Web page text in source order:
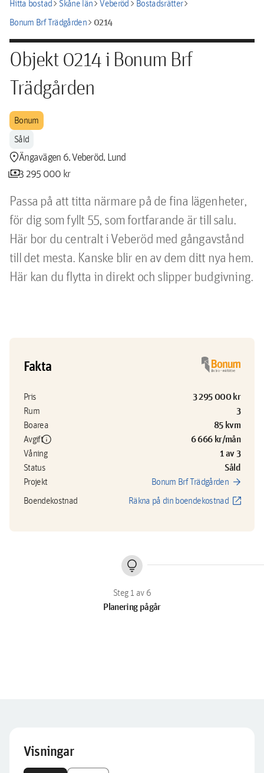
Hitta bostadchevron_rightSkåne länchevron_rightVeberödchevron_rightBostadsrätterchevron_right
Bonum Brf Trädgårdenchevron_right0214
Objekt 0214 i Bonum Brf
Trädgården
Bonum
Såld
location_pinÄngavägen 6, Veberöd, Lund
payments3 295 000 kr
Passa på att titta närmare på de fina lägenheter,
för dig som fyllt 55, som fortfarande är till salu.
Här bor du centralt i Veberöd med gångavstånd
till det mesta. Kanske blir en av dem ditt nya hem.
Här kan du flytta in direkt och slipper budgivning.
Fakta
Pris 3 295 000 kr
Rum 3
Boarea 85 kvm
Avgiftinfo 6 666 kr/mån
Våning 1 av 3
Status Såld
Projekt Bonum Brf Trädgården arrow_forward
Boendekostnad Räkna på din boendekostnad open_in_new
lightbulb
Planering pågår
Visningar